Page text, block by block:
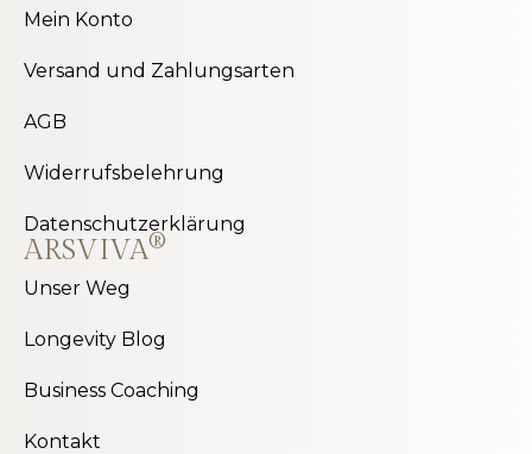
Mein Konto
Versand und Zahlungsarten
AGB
Widerrufsbelehrung
Datenschutzerklärung
ARSVIVA®
Unser Weg
Longevity Blog
Business Coaching
Kontakt